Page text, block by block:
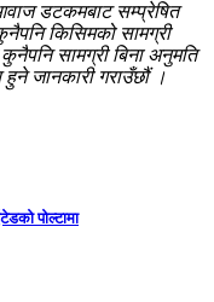
डटकमबाट सम्प्रेषित
किसिमको सामग्री
सामग्री बिना अनुमति
हुने जानकारी गराउँछौं ।
पोल्टामा